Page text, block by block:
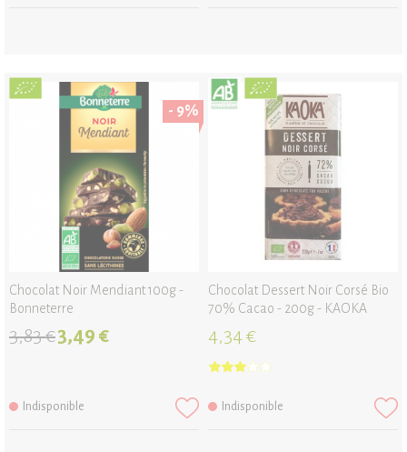
- 9%
Chocolat Noir Mendiant 100g -
Bonneterre
3,83 €3,49 €
Indisponible
Chocolat Dessert Noir Corsé Bio
70% Cacao - 200g - KAOKA
4,34 €
Indisponible